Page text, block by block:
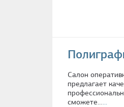
Салон
предлагает
сможете…...